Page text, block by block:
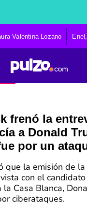
Valentina Lozano
frenó la
a Donald
por un
que la emisión de
con el candidato
la Casa Blanca,
ciberataques.